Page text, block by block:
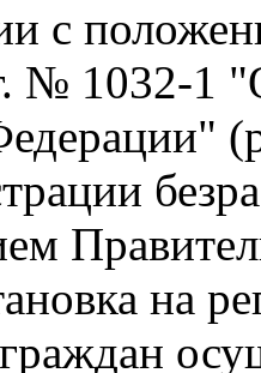
с
№ 1032-1
на